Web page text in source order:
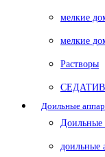
мелкие
мелкие
Растворы
Доильные
Доильные
доильные